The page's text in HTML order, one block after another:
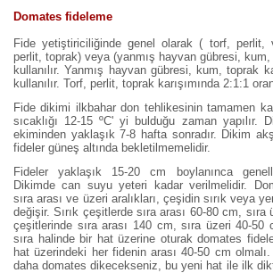
Domates fideleme
Fide yetiştiriciliğinde genel olarak ( torf, perlit,
perlit, toprak) veya (yanmış hayvan gübresi, kum,
kullanılır. Yanmış hayvan gübresi, kum, toprak
kullanılır. Torf, perlit, toprak karışımında 2:1:1
Fide dikimi ilkbahar don tehlikesinin tamamen
sıcaklığı 12-15 ºC' yi bulduğu zaman yapılır.
ekiminden yaklaşık 7-8 hafta sonradır. Dikim
fideler güneş altında bekletilmemelidir.
Fideler yaklaşık 15-20 cm boylanınca
Dikimde can suyu yeteri kadar verilmelidir.
sıra arası ve üzeri aralıkları, çeşidin sırık veya
değişir. Sırık çeşitlerde sıra arası 60-80 cm,
çeşitlerinde sıra arası 140 cm, sıra üzeri 40-50
sıra halinde bir hat üzerine oturak domates
hat üzerindeki her fidenin arası 40-50 cm
daha domates dikecekseniz, bu yeni hat ile ilk